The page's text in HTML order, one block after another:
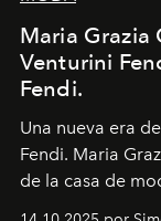
Maria Grazia
Venturini
Fendi.
Una nueva era
Fendi. Maria
de la casa de